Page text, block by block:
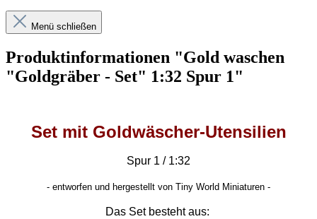
Menü schließen
Produktinformationen "Gold waschen
"Goldgräber - Set" 1:32 Spur 1"
Set mit Goldwäscher-Utensilien
Spur 1 / 1:32
- entworfen und hergestellt von Tiny World Miniaturen -
Das Set besteht aus: